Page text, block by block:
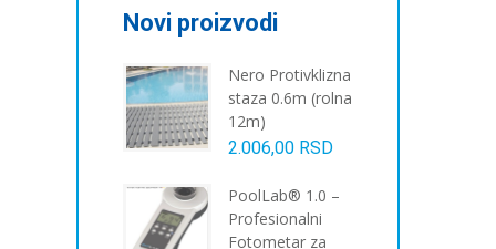
Novi proizvodi
Nero Protivklizna
staza 0.6m (rolna
12m)
2.006,00 RSD
PoolLab® 1.0 –
Profesionalni
Fotometar za